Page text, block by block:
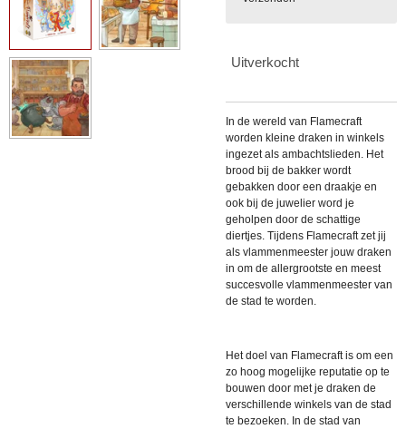
Uitverkocht
In de wereld van Flamecraft
worden kleine draken in winkels
ingezet als ambachtslieden. Het
brood bij de bakker wordt
gebakken door een draakje en
ook bij de juwelier word je
geholpen door de schattige
diertjes. Tijdens Flamecraft zet jij
als vlammenmeester jouw draken
in om de allergrootste en meest
succesvolle vlammenmeester van
de stad te worden.
Het doel van Flamecraft is om een
zo hoog mogelijke reputatie op te
bouwen door met je draken de
verschillende winkels van de stad
te bezoeken. In de stad van